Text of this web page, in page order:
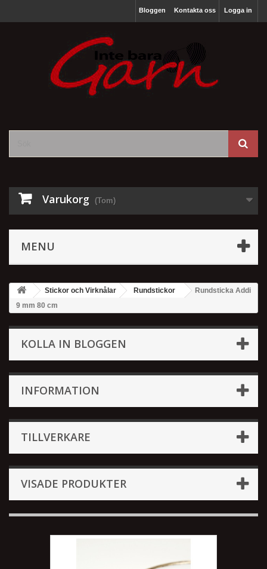
Logga in
Bloggen Kontakta oss
Varukorg (Tom)
MENU
Stickor och Virknålar Rundstickor
Rundsticka Addi
9 mm 80 cm
KOLLA IN BLOGGEN
INFORMATION
TILLVERKARE
VISADE PRODUKTER